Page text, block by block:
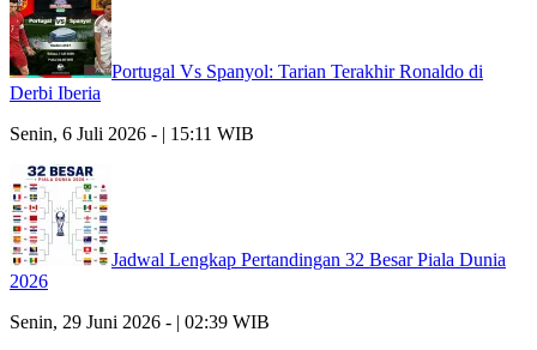
Portugal Vs Spanyol: Tarian Terakhir Ronaldo di
Derbi Iberia
Senin, 6 Juli 2026 - | 15:11 WIB
Jadwal Lengkap Pertandingan 32 Besar Piala Dunia
2026
Senin, 29 Juni 2026 - | 02:39 WIB